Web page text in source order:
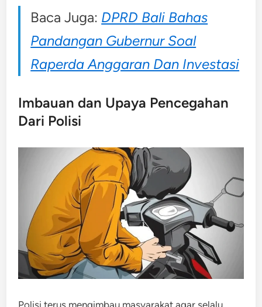
Baca Juga: DPRD Bali Bahas
Pandangan Gubernur Soal
Raperda Anggaran Dan Investasi
Imbauan dan Upaya Pencegahan
Dari Polisi
Polisi terus mengimbau masyarakat agar selalu